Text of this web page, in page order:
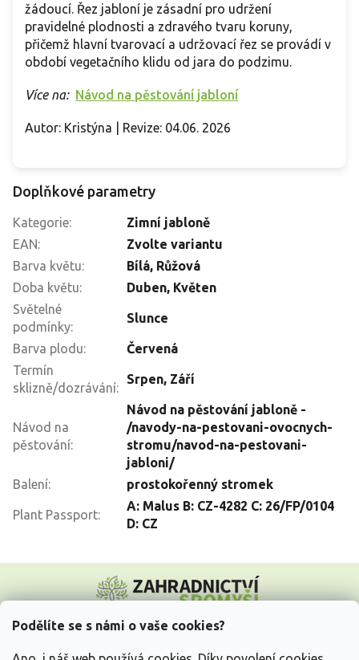
Podělíte se s námi o vaše cookies?
žádoucí. Řez jabloní je zásadní pro udržení
pravidelné plodnosti a zdravého tvaru koruny,
přičemž hlavní tvarovací a udržovací řez se provádí v
období vegetačního klidu od jara do podzimu.
Více na: Návod na pěstování jabloní
Autor: Kristýna | Revize: 04.06. 2026
Doplňkové parametry
Kategorie:
Zimní jabloně
EAN:
Zvolte variantu
Barva květu:
Bílá, Růžová
Doba květu:
Duben, Květen
Světelné
podmínky:
Slunce
Barva plodu:
Červená
Termín
sklizně/dozrávání:
Srpen, Září
Návod na
pěstování:
Návod na pěstování jabloně -
/navody-na-pestovani-ovocnych-
stromu/navod-na-pestovani-
jabloni/
Balení: prostokořenný stromek
Plant Passport:
A: Malus B: CZ-4282 C: 26/FP/0104
D: CZ
p
Vše o nákupu